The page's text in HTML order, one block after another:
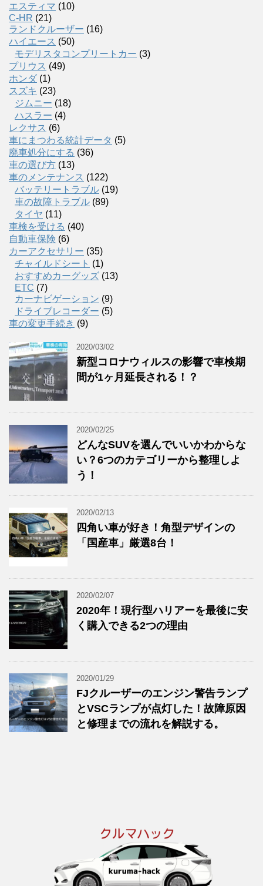
エスティマ (10)
C-HR (21)
ランドクルーザー (16)
ハイエース (50)
モデリスタコンプリートカー (3)
プリウス (49)
ホンダ (1)
スズキ (23)
ジムニー (18)
ハスラー (4)
レクサス (6)
車にまつわる統計データ (5)
廃車処分にする (36)
車の選び方 (13)
車のメンテナンス (122)
バッテリートラブル (19)
車の故障トラブル (89)
タイヤ (11)
車検を受ける (40)
自動車保険 (6)
カーアクセサリー (35)
チャイルドシート (1)
おすすめカーグッズ (13)
ETC (7)
カーナビゲーション (9)
ドライブレコーダー (5)
車の変更手続き (9)
2020/03/02
新型コロナウィルスの影響で車検期
間が1ヶ月延長される！？
2020/02/25
どんなSUVを選んでいいかわからな
い？6つのカテゴリーから整理しよ
う！
2020/02/13
四角い車が好き！角型デザインの
「国産車」厳選8台！
2020/02/07
2020年！現行型ハリアーを最後に安
く購入できる2つの理由
2020/01/29
FJクルーザーのエンジン警告ランプ
とVSCランプが点灯した！故障原因
と修理までの流れを解説する。